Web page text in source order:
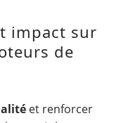
impact sur
de
et renforcer